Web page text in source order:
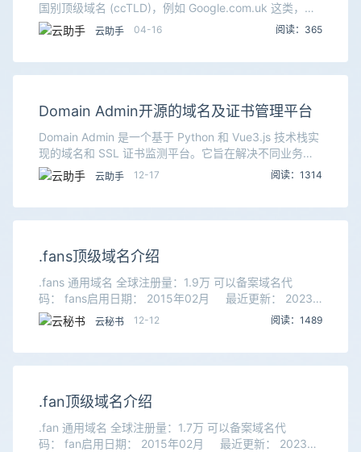
国别顶级域名 (ccTLD)，例如 Google.com.uk 这类，不
过现在谷歌宣布弃用这些国别顶级域名，所有访问全部都
会重定向到 G
云助手 04-16 阅读：365
Domain Admin开源的域名及证书管理平台
Domain Admin 是一个基于 Python 和 Vue3.js 技术栈实
现的域名和 SSL 证书监测平台。它旨在解决不同业务域
名 SSL 证书申请自不同平台，到期后无法及时收到通
知，导致线上访
云助手 12-17 阅读：1314
.fans顶级域名介绍
.fans 通用域名 全球注册量：1.9万 可以备案域名代
码： fans启用日期： 2015年02月 最近更新： 2023
年12月域名长度： 4字符。开放状态： 顶级域名后缀
.fans 目前
云秘书 12-12 阅读：1489
.fan顶级域名介绍
.fan 通用域名 全球注册量：1.7万 可以备案域名代
码： fan启用日期： 2015年02月 最近更新： 2023年